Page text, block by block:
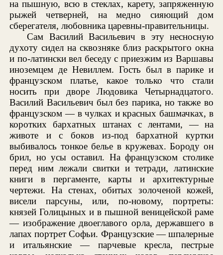
на пышную, всю в стеклах, карету, запряженную
рыжей четверней, на медно сияющий дом
сберегателя, любовника царевны-правительницы.
Сам Василий Васильевич в эту несносную
духоту сидел на сквозняке близ раскрытого окна
и по-латински вел беседу с приезжим из Варшавы
иноземцем де Невиллем. Гость был в парике и
французском платье, какое только что стали
носить при дворе Людовика Четырнадцатого.
Василий Васильевич был без парика, но также во
французском — в чулках и красных башмачках, в
коротких бархатных штанах с лентами, — на
животе и с боков из-под бархатной куртки
выбивалось тонкое белье в кружевах. Бороду он
брил, но усы оставил. На французском столике
перед ним лежали свитки и тетради, латинские
книги в пергаменте, карты и архитектурные
чертежи. На стенах, обитых золоченой кожей,
висели парсуны, или, по-новому, портреты:
князей Голицыных и в пышной веницейской раме
— изображение двоеглавого орла, державшего в
лапах портрет Софьи. Французские — шпалерные
и итальянские — парчевые кресла, пестрые